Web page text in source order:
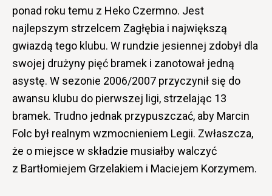
ponad roku temu z Heko Czermno. Jest
najlepszym strzelcem Zagłębia i największą
gwiazdą tego klubu. W rundzie jesiennej zdobył dla
swojej drużyny pięć bramek i zanotował jedną
asystę. W sezonie 2006/2007 przyczynił się do
awansu klubu do pierwszej ligi, strzelając 13
bramek. Trudno jednak przypuszczać, aby Marcin
Folc był realnym wzmocnieniem Legii. Zwłaszcza,
że o miejsce w składzie musiałby walczyć
z Bartłomiejem Grzelakiem i Maciejem Korzymem.